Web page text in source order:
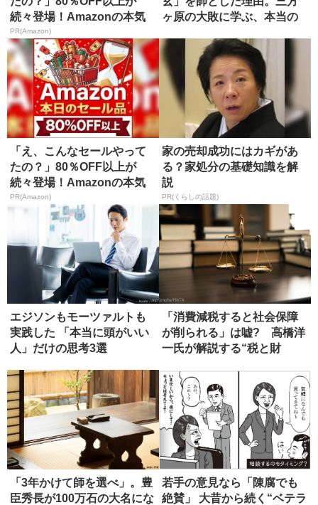
続々登場！Amazonの本気
が...
PR(Amazon)
ヶ原の大敗に学ぶ、本当の
「え、こんなセールやって
たの？」80％OFF以上が
続々登場！Amazonの本気
が...
PR(Amazon)
家の売却成功にはカギがあ
る？家処分の基礎知識を解
説
PR(くらしの話題)
エジソンもモーツァルトも
実践した 「本当に頭がいい
人」だけの思考3選
「消費減税すると社会保障
が削られる」は嘘? 高橋洋
一氏が解説する“税と財
「3年かけて師を選べ」。豊
臣秀長が100万石の大名にな
若手の意見なら「陳腐でも
絶賛」 大昔から続く“ベテラ